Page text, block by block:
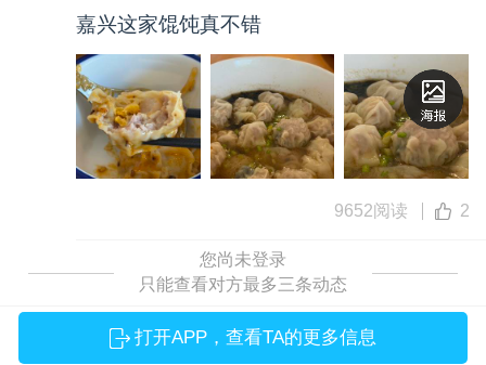
嘉兴这家馄饨真不错
9652阅读 2
您尚未登录
只能查看对方最多三条动态
打开APP，查看TA的更多信息